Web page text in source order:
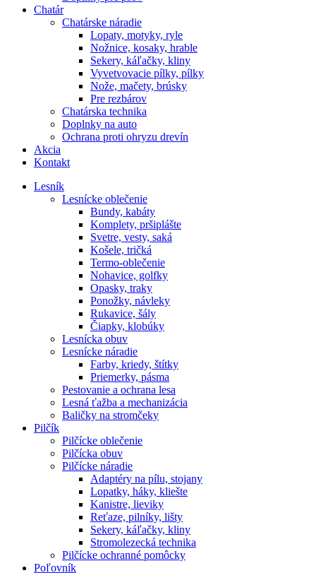
Chatár
Chatárske náradie
Lopaty, motyky, ryle
Nožnice, kosaky, hrable
Sekery, káľačky, kliny
Vyvetvovacie pílky, pílky
Nože, mačety, brúsky
Pre rezbárov
Chatárska technika
Doplnky na auto
Ochrana proti ohryzu drevín
Akcia
Kontakt
Lesník
Lesnícke oblečenie
Bundy, kabáty
Komplety, pršiplášte
Svetre, vesty, saká
Košele, tričká
Termo-oblečenie
Nohavice, golfky
Opasky, traky
Ponožky, návleky
Rukavice, šály
Čiapky, klobúky
Lesnícka obuv
Lesnícke náradie
Farby, kriedy, štítky
Priemerky, pásma
Pestovanie a ochrana lesa
Lesná ťažba a mechanizácia
Baličky na stromčeky
Pilčík
Pilčícke oblečenie
Pilčícka obuv
Pilčícke náradie
Adaptéry na pílu, stojany
Lopatky, háky, kliešte
Kanistre, lieviky
Reťaze, pilníky, lišty
Sekery, káľačky, kliny
Stromolezecká technika
Pilčícke ochranné pomôcky
Poľovník